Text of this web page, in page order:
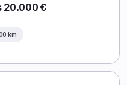
20.000 €
km